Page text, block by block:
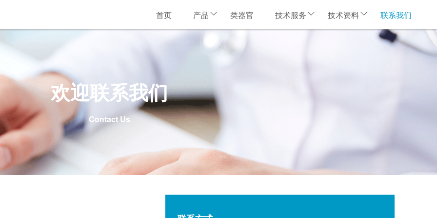
首页 产品 类器官 技术服务 技术资料 联系我们
欢迎联系我们
Contact Us